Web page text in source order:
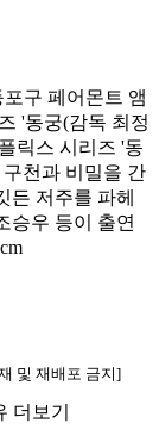
구 페어몬트 앰
'동궁(감독 최정
릭스 시리즈 '동
천과 비밀을 간
든 저주를 파헤
승우 등이 출연
및 재배포 금지]
더보기